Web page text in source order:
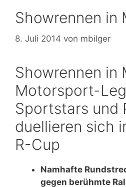
Showrennen in
8. Juli 2014 von mbilger
Showrennen in
Motorsport-
Sportstars und
duellieren sich
R-Cup
Namhafte
gegen berühmte